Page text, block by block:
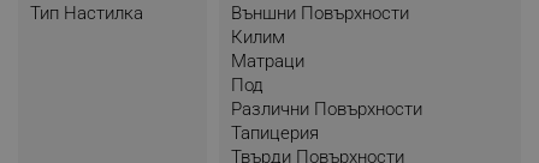
Не спирайте почистването за зареждане!
Акумулаторните прахосмукачки на AENO работят
до 45 минути, достатъчно за почистване на цял
средностатистически двустаен апартамент.
Тип Настилка
Външни Повърхности
Килим
Матраци
Под
Различни Повърхности
Тапицерия
Твърди Повърхности